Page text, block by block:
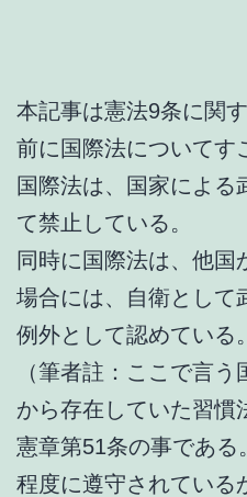
本記事は憲法9条に関
前に国際法についてす
国際法は、国家による
て禁止している。
同時に国際法は、他国
場合には、自衛として
例外として認めている。
（筆者註：ここで言
から存在していた習慣
憲章第51条の事であ
程度に遵守されている